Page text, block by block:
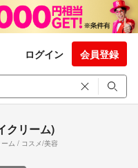
ログイン 会員登録
クリーム)
ム / コスメ/美容